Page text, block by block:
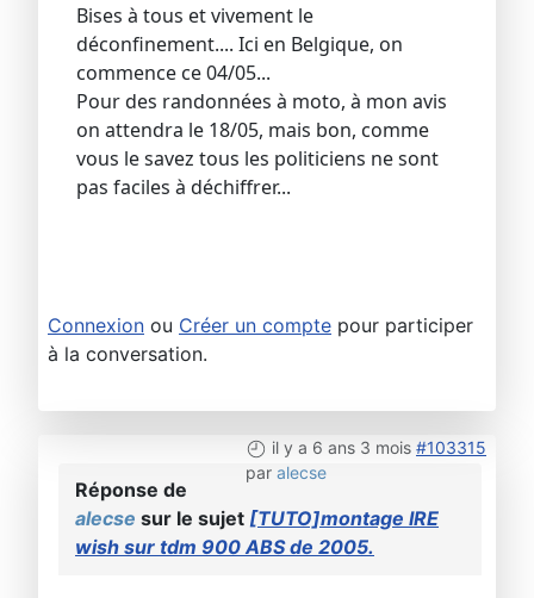
Bises à tous et vivement le
déconfinement.... Ici en Belgique, on
commence ce 04/05...
Pour des randonnées à moto, à mon avis
on attendra le 18/05, mais bon, comme
vous le savez tous les politiciens ne sont
pas faciles à déchiffrer...
Connexion ou Créer un compte pour participer
à la conversation.
il y a 6 ans 3 mois #103315
par alecse
Réponse de
alecse sur le sujet [TUTO]montage IRE
wish sur tdm 900 ABS de 2005.